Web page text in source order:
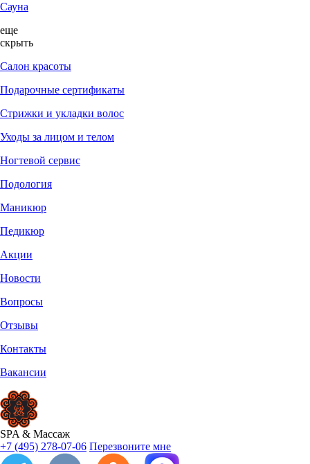
Сауна
еще
скрыть
Салон красоты
Подарочные сертификаты
Стрижки и укладки волос
Уходы за лицом и телом
Ногтевой сервис
Подология
Маникюр
Педикюр
Акции
Новости
Вопросы
Отзывы
Контакты
Вакансии
SPA & Массаж
+7 (495) 278-07-06 Перезвоните мне